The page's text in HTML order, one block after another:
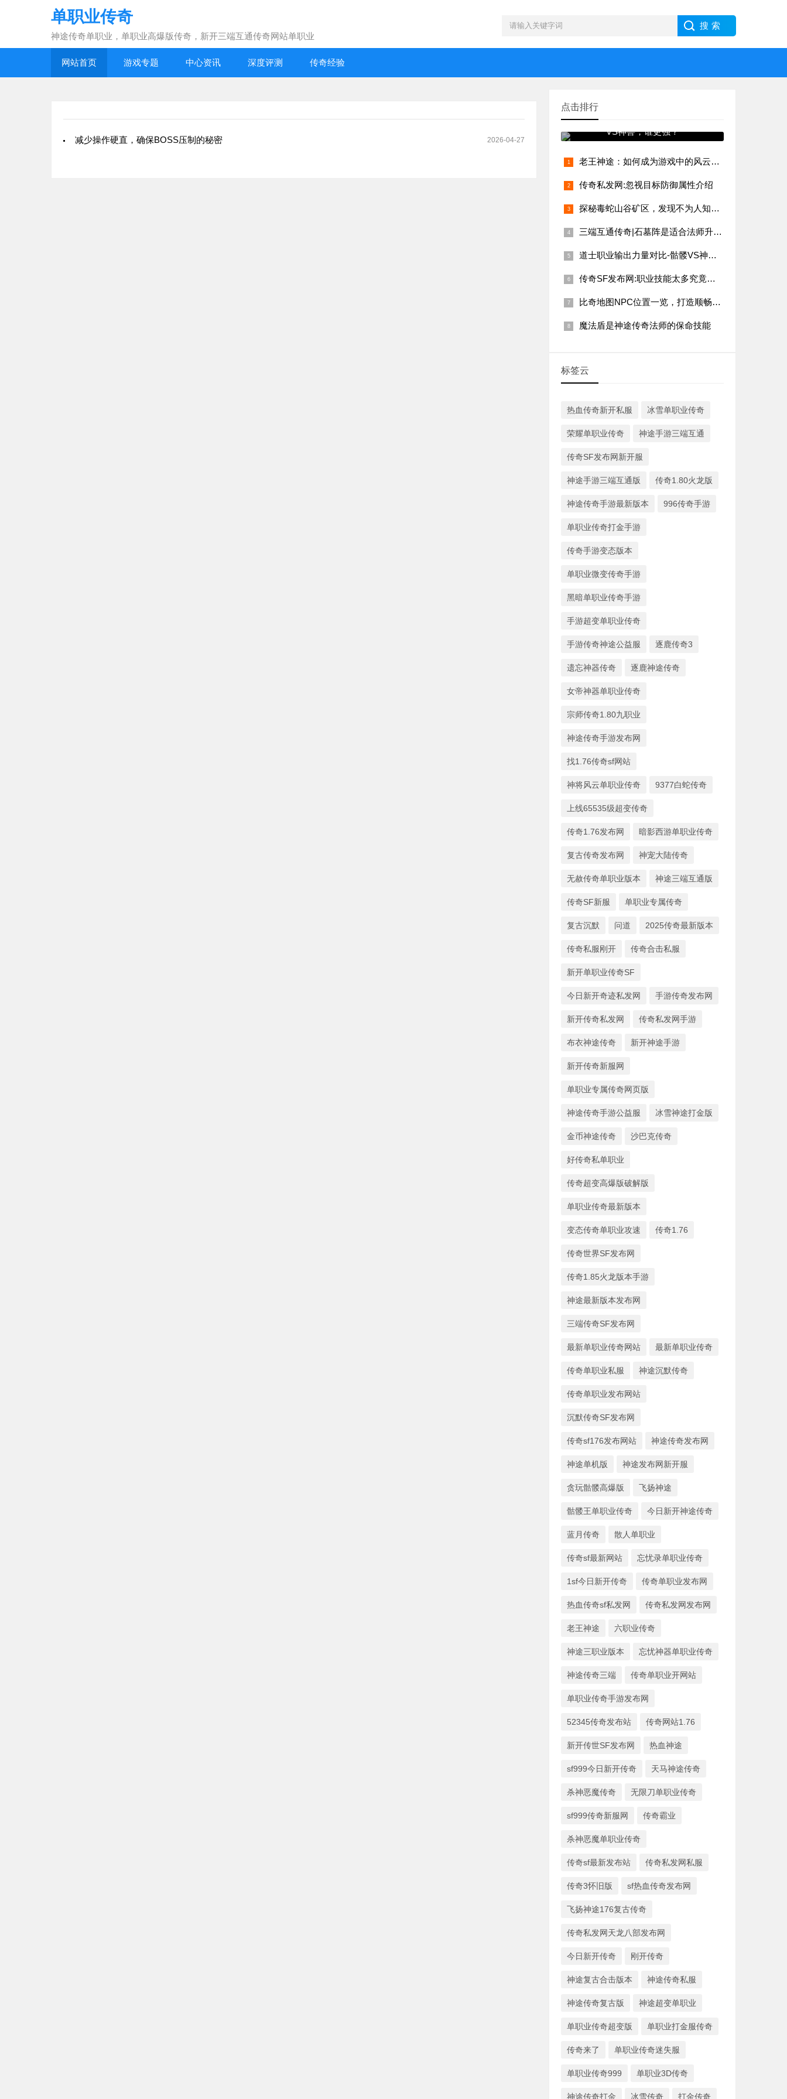
单职业传奇
神途传奇单职业，单职业高爆版传奇，新开三端互通传奇网站单职业
网站首页 游戏专题 中心资讯 深度评测 传奇经验
2026-04-27
减少操作硬直，确保BOSS压制的秘密
点击排行
道士职业输出力量对比-骷髅
VS神兽，谁更强？
老王神途：如何成为游戏中的风云人物？
传奇私发网:忽视目标防御属性介绍
探秘毒蛇山谷矿区，发现不为人知的乐趣
三端互通传奇|石墓阵是适合法师升级的地图
道士职业输出力量对比-骷髅VS神兽，谁更强？
传奇SF发布网:职业技能太多究竟是好还是坏?
比奇地图NPC位置一览，打造顺畅单职业传奇之旅！
魔法盾是神途传奇法师的保命技能
标签云
热血传奇新开私服 冰雪单职业传奇
荣耀单职业传奇 神途手游三端互通
传奇SF发布网新开服
神途手游三端互通版 传奇1.80火龙版
神途传奇手游最新版本 996传奇手游
单职业传奇打金手游
传奇手游变态版本
单职业微变传奇手游
黑暗单职业传奇手游
手游超变单职业传奇
手游传奇神途公益服 逐鹿传奇3
遗忘神器传奇 逐鹿神途传奇
女帝神器单职业传奇
宗师传奇1.80九职业
神途传奇手游发布网
找1.76传奇sf网站
神将风云单职业传奇 9377白蛇传奇
上线65535级超变传奇
传奇1.76发布网 暗影西游单职业传奇
复古传奇发布网 神宠大陆传奇
无赦传奇单职业版本 神途三端互通版
传奇SF新服 单职业专属传奇
复古沉默 问道 2025传奇最新版本
传奇私服刚开 传奇合击私服
新开单职业传奇SF
今日新开奇迹私发网 手游传奇发布网
新开传奇私发网 传奇私发网手游
布衣神途传奇 新开神途手游
新开传奇新服网
单职业专属传奇网页版
神途传奇手游公益服 冰雪神途打金版
金币神途传奇 沙巴克传奇
好传奇私单职业
传奇超变高爆版破解版
单职业传奇最新版本
变态传奇单职业攻速 传奇1.76
传奇世界SF发布网
传奇1.85火龙版本手游
神途最新版本发布网
三端传奇SF发布网
最新单职业传奇网站 最新单职业传奇
传奇单职业私服 神途沉默传奇
传奇单职业发布网站
沉默传奇SF发布网
传奇sf176发布网站 神途传奇发布网
神途单机版 神途发布网新开服
贪玩骷髅高爆版 飞扬神途
骷髅王单职业传奇 今日新开神途传奇
蓝月传奇 散人单职业
传奇sf最新网站 忘忧录单职业传奇
1sf今日新开传奇 传奇单职业发布网
热血传奇sf私发网 传奇私发网发布网
老王神途 六职业传奇
神途三职业版本 忘忧神器单职业传奇
神途传奇三端 传奇单职业开网站
单职业传奇手游发布网
52345传奇发布站 传奇网站1.76
新开传世SF发布网 热血神途
sf999今日新开传奇 天马神途传奇
杀神恶魔传奇 无限刀单职业传奇
sf999传奇新服网 传奇霸业
杀神恶魔单职业传奇
传奇sf最新发布站 传奇私发网私服
传奇3怀旧版 sf热血传奇发布网
飞扬神途176复古传奇
传奇私发网天龙八部发布网
今日新开传奇 刚开传奇
神途复古合击版本 神途传奇私服
神途传奇复古版 神途超变单职业
单职业传奇超变版 单职业打金服传奇
传奇来了 单职业传奇迷失服
单职业传奇999 单职业3D传奇
神途传奇打金 冰雪传奇 打金传奇